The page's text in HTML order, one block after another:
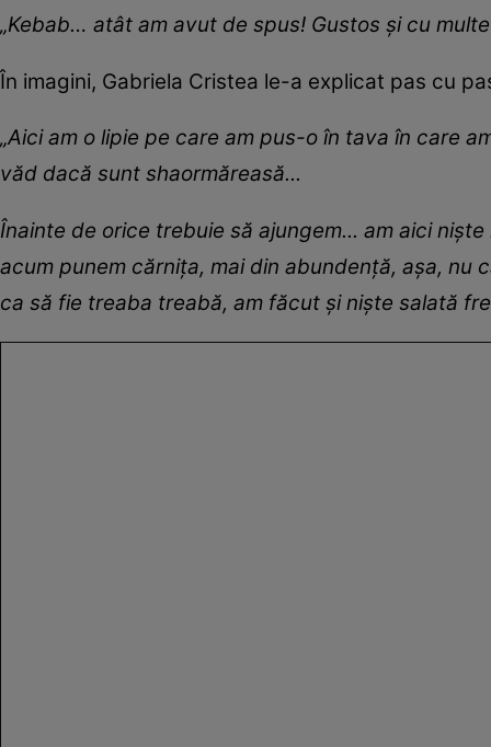
„Kebab… atât am avut de spus! Gustos și cu
În imagini, Gabriela Cristea le-a explicat pas cu
„Aici am o lipie pe care am pus-o în tava în care
văd dacă sunt shaormăreasă...
Înainte de orice trebuie să ajungem... am aici
acum punem cărnița, mai din abundență, așa, nu
ca să fie treaba treabă, am făcut și niște salată